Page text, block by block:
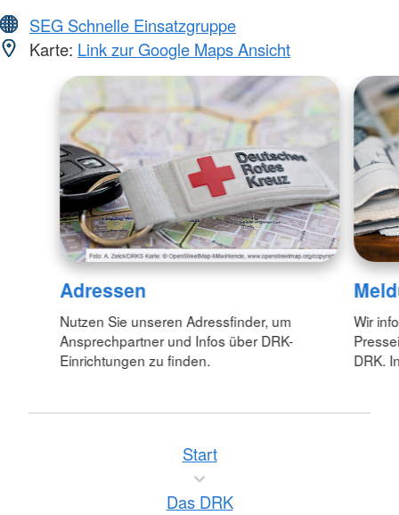
SEG Schnelle Einsatzgruppe
Karte: Link zur Google Maps Ansicht
Adressen
Nutzen Sie unseren Adressfinder, um
Ansprechpartner und Infos über DRK-
Einrichtungen zu finden.
Wir
DRK.
Start
Das DRK